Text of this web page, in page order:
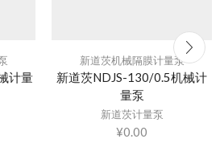
计量
新道茨机械隔膜计量泵
新道茨NDJS-130/0.5机械计
量泵
新道茨计量泵
¥0.00